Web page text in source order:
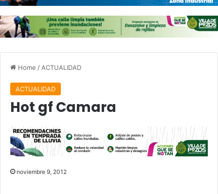
Home / ACTUALIDAD
ACTUALIDAD
Hot gf Camara
noviembre 9, 2012